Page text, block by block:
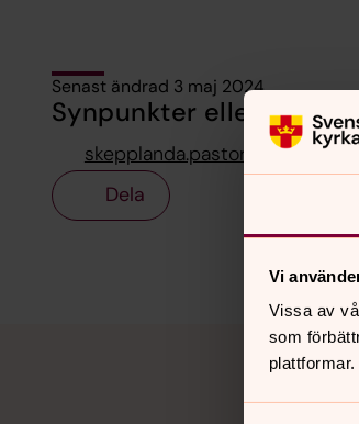
Vi
Vissa av
som
Senast ändrad 3 maj 2024
Synpunkter eller frågor
Dela